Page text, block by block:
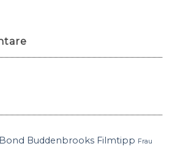
Bond Buddenbrooks Filmtipp Frau